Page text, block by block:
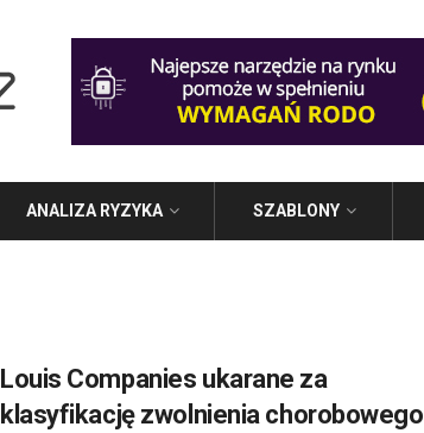
ANALIZA RYZYKA SZABLONY
Louis Companies ukarane za
klasyfikację zwolnienia chorobowego